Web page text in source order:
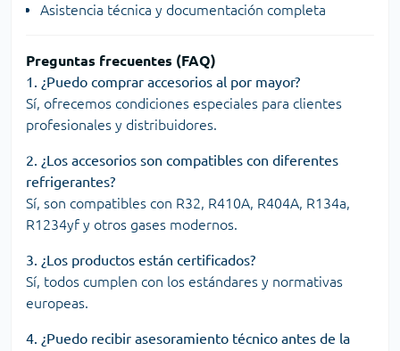
Asistencia técnica y documentación completa
Preguntas frecuentes (FAQ)
1. ¿Puedo comprar accesorios al por mayor?
Sí, ofrecemos condiciones especiales para clientes
profesionales y distribuidores.
2. ¿Los accesorios son compatibles con diferentes
refrigerantes?
Sí, son compatibles con R32, R410A, R404A, R134a,
R1234yf y otros gases modernos.
3. ¿Los productos están certificados?
Sí, todos cumplen con los estándares y normativas
europeas.
4. ¿Puedo recibir asesoramiento técnico antes de la